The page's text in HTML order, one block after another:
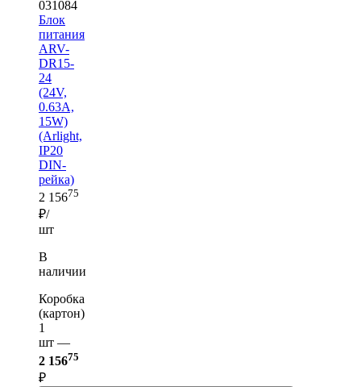
031084
Блок
питания
ARV-
DR15-
24
(24V,
0.63A,
15W)
(Arlight,
IP20
DIN-
рейка)
2 15675
₽/
шт
В
наличии
Коробка
(картон)
1
шт —
2 15675
₽